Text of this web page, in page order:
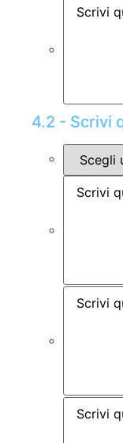
4.2 - Scrivi